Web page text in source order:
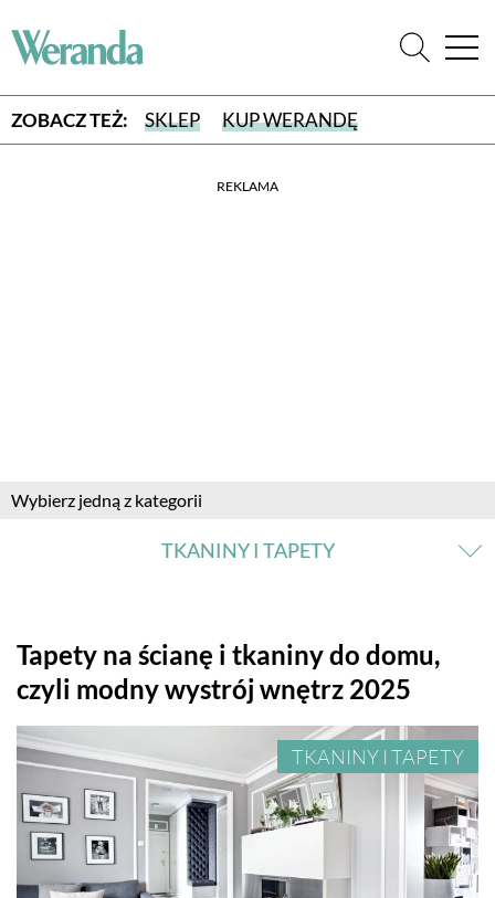
ZOBACZ TEŻ: SKLEP KUP WERANDĘ
REKLAMA
Wybierz jedną z kategorii
TKANINY I TAPETY
KUCHNIA
JADALNIA
ŁAZIENKA
Tapety na ścianę i tkaniny do domu,
czyli modny wystrój wnętrz 2025
TKANINY I TAPETY